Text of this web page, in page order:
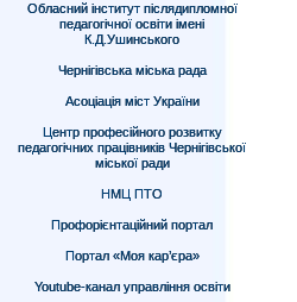
Обласний інститут післядипломної
педагогічної освіти імені
К.Д.Ушинського
Чернігівська міська рада
Асоціація міст України
Центр професійного розвитку
педагогічних працівників Чернігівської
міської ради
НМЦ ПТО
Профорієнтаційний портал
Портал «Моя кар’єра»
Youtube-канал управління освіти